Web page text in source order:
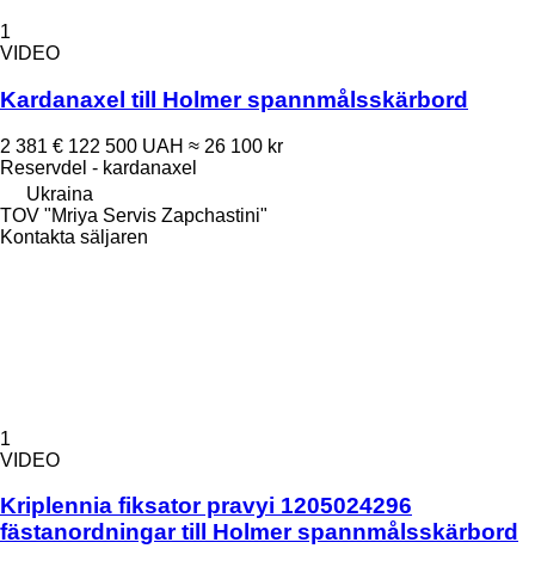
1
VIDEO
Kardanaxel till Holmer spannmålsskärbord
2 381 € 122 500 UAH ≈ 26 100 kr
Reservdel - kardanaxel
Ukraina
TOV "Mriya Servis Zapchastini"
Kontakta säljaren
1
VIDEO
Kriplennia fiksator pravyi 1205024296
fästanordningar till Holmer spannmålsskärbord